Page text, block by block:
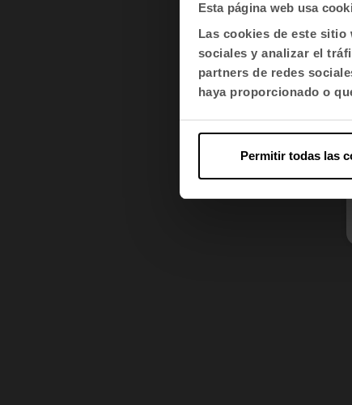
Esta página web usa
Las cookies de este
sociales y analizar el
partners de redes
haya proporcionado o
Permitir todas las